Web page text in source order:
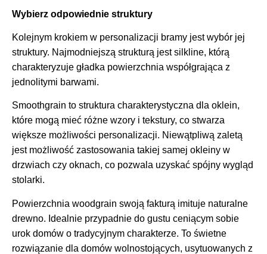
Wybierz odpowiednie struktury
Kolejnym krokiem w personalizacji bramy jest wybór jej
struktury. Najmodniejszą strukturą jest silkline, którą
charakteryzuje gładka powierzchnia współgrająca z
jednolitymi barwami.
Smoothgrain to struktura charakterystyczna dla oklein,
które mogą mieć różne wzory i tekstury, co stwarza
większe możliwości personalizacji. Niewątpliwą zaletą
jest możliwość zastosowania takiej samej okleiny w
drzwiach czy oknach, co pozwala uzyskać spójny wygląd
stolarki.
Powierzchnia woodgrain swoją fakturą imituje naturalne
drewno. Idealnie przypadnie do gustu ceniącym sobie
urok domów o tradycyjnym charakterze. To świetne
rozwiązanie dla domów wolnostojących, usytuowanych z